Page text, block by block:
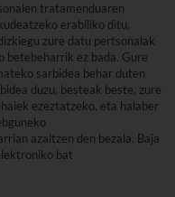
tratamenduaren
erabiliko ditu,
zure datu pertsonalak
betebeharrik ez bada. Gure
sarbidea behar duten
duzu, besteak beste, zure
ezeztatzeko, eta halaber
azaltzen den bezala. Baja
bat